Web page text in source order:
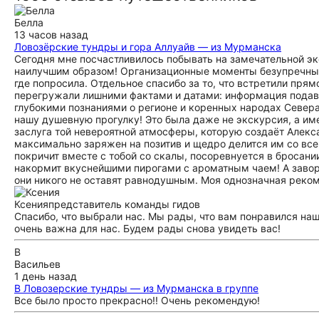
Белла
13 часов назад
Ловозёрские тундры и гора Аллуайв — из Мурманска
Сегодня мне посчастливилось побывать на замечательной
наилучшим образом! Организационные моменты
где попросила. Отдельное спасибо за то, что встретили
перегружали лишними фактами и датами: информация
глубокими познаниями о регионе и коренных народах
нашу душевную прогулку! Это была даже не экскурсия, а
заслуга той невероятной атмосферы, которую создаёт
максимально заряжен на позитив и щедро делится им со
покричит вместе с тобой со скалы, посоревнуется в
накормит вкуснейшими пирогами с ароматным чаем! А
они никого не оставят равнодушным. Моя однозначная
Ксенияпредставитель команды гидов
Спасибо, что выбрали нас. Мы рады, что вам понравился
очень важна для нас. Будем рады снова увидеть вас!
В
Васильев
1 день назад
В Ловозерские тундры — из Мурманска в группе
Все было просто прекрасно!! Очень рекомендую!